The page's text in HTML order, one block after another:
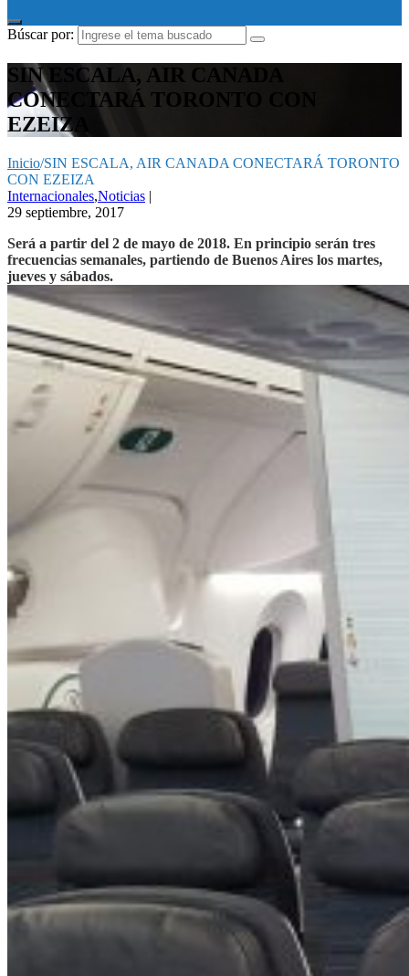
Búscar por:
SIN ESCALA, AIR CANADA
CONECTARÁ TORONTO CON
EZEIZA
Inicio/SIN ESCALA, AIR CANADA CONECTARÁ TORONTO
CON EZEIZA
Internacionales,Noticias |
29 septiembre, 2017
Será a partir del 2 de mayo de 2018. En principio serán tres
frecuencias semanales, partiendo de Buenos Aires los martes,
jueves y sábados.